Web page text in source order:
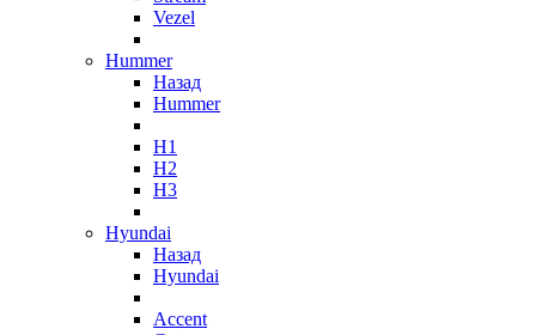
Vezel
Hummer
Назад
Hummer
H1
H2
H3
Hyundai
Назад
Hyundai
Accent